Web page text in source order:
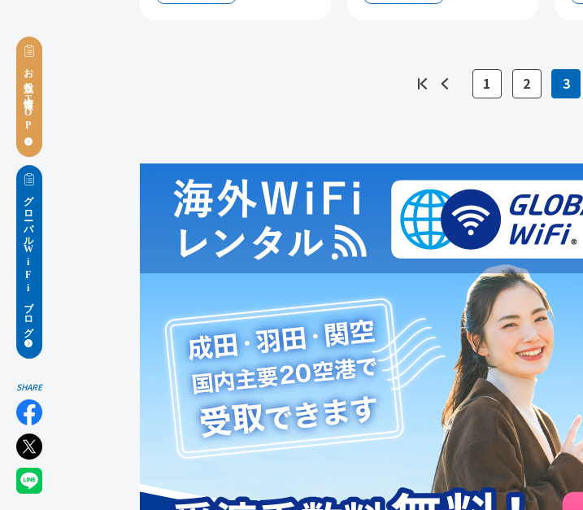
1 2 3
お役立ち情報TOP
グローバルWiFiブログ
SHARE